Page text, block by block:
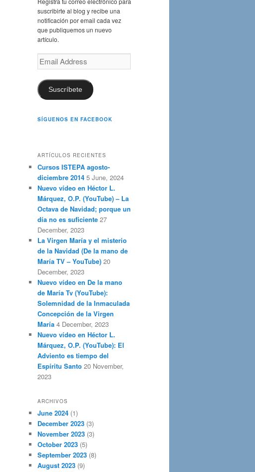
suscribirte al blog y recibe una
notificación por email cada vez
que publiquemos un nuevo
artículo.
Email
Address
Suscríbete
SÍGUENOS EN FACEBOOK
ARTÍCULOS RECIENTES
Cursos ISTEPA agosto-
diciembre 2014 5 June, 2024
Nuevo vídeo en Héctor L.
Márquez, O.P. (YouTube) – La
Octava de Navidad; porque un
día no es suficiente 27
December, 2023
La Virgen María y el misterio
de la Navidad (De la mano de
María TV – YouTube) 20
December, 2023
Nuevo vídeo en De la mano
de María Tv (YouTube):
Solemnidad de la Inmaculada
Concepción de la Virgen
María 4 December, 2023
Nuevo vídeo en Héctor L.
Márquez, O.P. (YouTube): El
Adviento es tiempo del
Espíritu Santo 20 November,
2023
ARCHIVOS
June 2024 (1)
December 2023 (3)
November 2023 (3)
October 2023 (5)
September 2023 (8)
August 2023 (9)